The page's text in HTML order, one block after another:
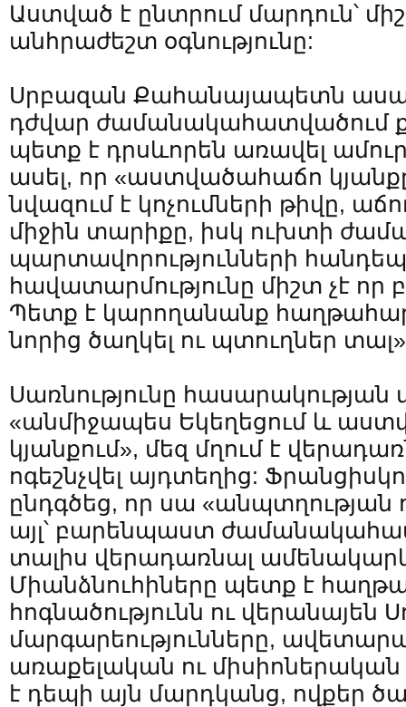
Աստված է ընտրում մարդուն՝
անհրաժեշտ օգնությունը:
Սրբազան Քահանայապետն
դժվար ժամանակահատվածում
պետք է դրսևորեն առավել
ասել, որ «աստվածահաճո
նվազում է կոչումների թիվը,
միջին տարիքը, իսկ ուխտի
պարտավորությունների հանդեպ
հավատարմությունը միշտ չէ որ
Պետք է կարողանանք
նորից ծաղկել ու պտուղներ
Սառնությունը հասարակության
«անմիջապես Եկեղեցում և
կյանքում», մեզ մղում է
ոգեշնչվել այդտեղից:
ընդգծեց, որ սա «անպտղության
այլ՝ բարենպաստ
տալիս վերադառնալ
Միանձնուհիները պետք է
հոգնածությունն ու վերանայեն
մարգարեությունները,
առաքելական ու միսիոներական
է դեպի այն մարդկանց, ովքեր